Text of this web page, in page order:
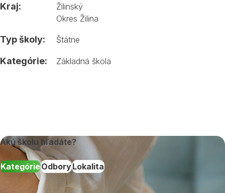
Kraj:
Žilinský
Okres Žilina
Typ školy: Štátne
Kategórie: Základná škola
Akú školu hľadáte?
KategórieOdboryLokalita